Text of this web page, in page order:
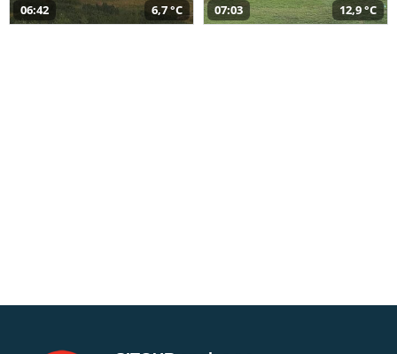
06:42 6,7 °C 07:03 12,9 °C